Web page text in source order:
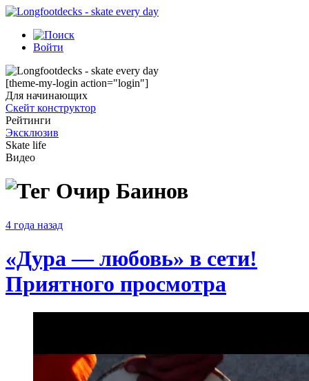
Войти
[theme-my-login action="login"]
Для начинающих
Скейт конструктор
Рейтинги
Эксклюзив
Skate life
Видео
Очир Баинов
4 года назад
«Дура — любовь» в сети!
Приятного просмотра